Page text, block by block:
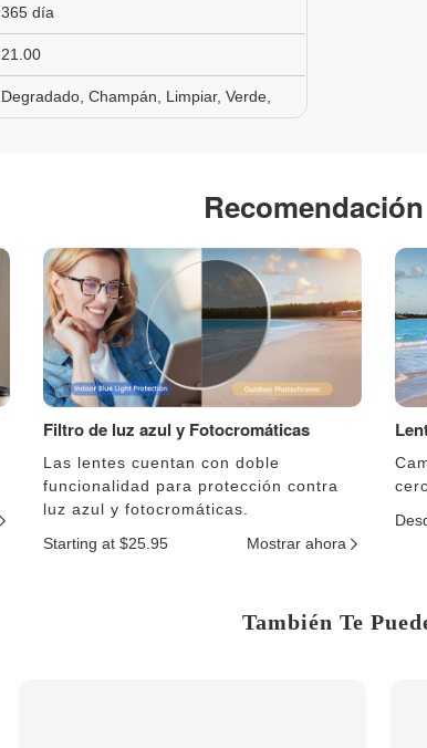
365 día
21.00
Degradado, Champán, Limpiar, Verde,
Filtro de luz azul y Fotocromáticas
Las lentes cuentan con doble
funcionalidad para protección contra
luz azul y fotocromáticas.
Starting at $25.95
Mostrar ahora
También Te